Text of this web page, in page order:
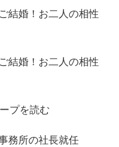
結婚！お二人の相性
結婚！お二人の相性
プを読む
務所の社長就任